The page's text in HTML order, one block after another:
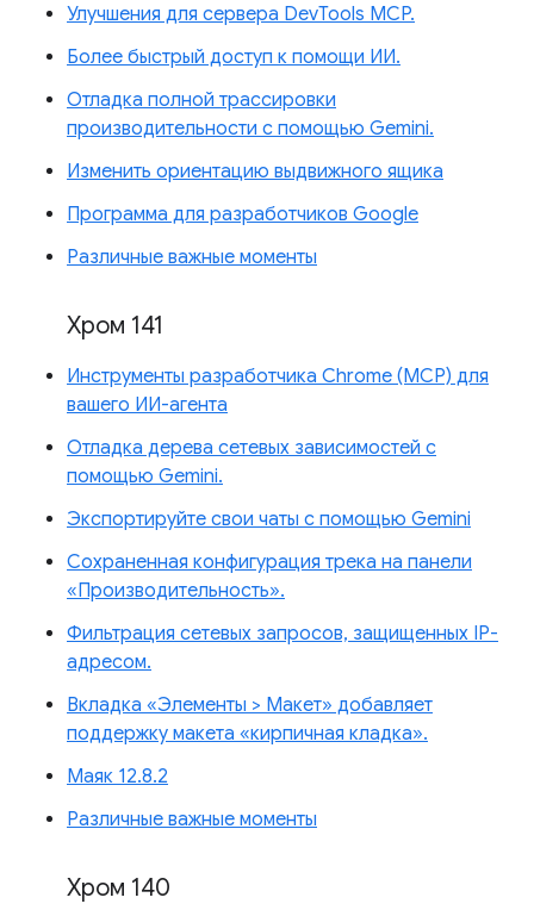
Улучшения для сервера DevTools MCP.
Более быстрый доступ к помощи ИИ.
Отладка полной трассировки
производительности с помощью Gemini.
Изменить ориентацию выдвижного ящика
Программа для разработчиков Google
Различные важные моменты
Хром 141
Инструменты разработчика Chrome (MCP) для
вашего ИИ-агента
Отладка дерева сетевых зависимостей с
помощью Gemini.
Экспортируйте свои чаты с помощью Gemini
Сохраненная конфигурация трека на панели
«Производительность».
Фильтрация сетевых запросов, защищенных IP-
адресом.
Вкладка «Элементы > Макет» добавляет
поддержку макета «кирпичная кладка».
Маяк 12.8.2
Различные важные моменты
Хром 140